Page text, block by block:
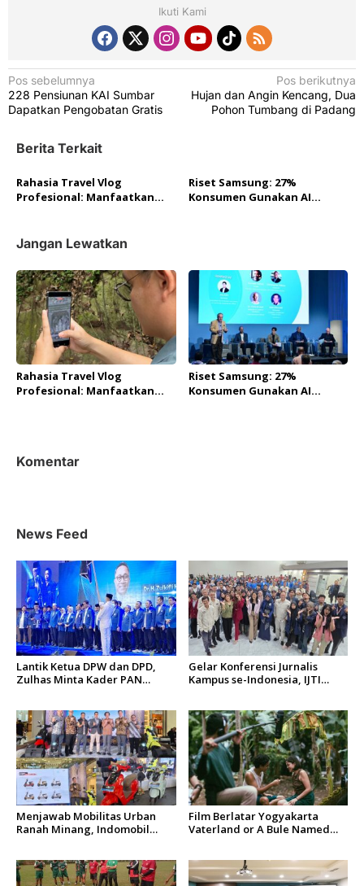
Ikuti Kami
N
a
g
a
p
o
s
Pos sebelumnya
228 Pensiunan KAI Sumbar
Dapatkan Pengobatan Gratis
Pos berikutnya
Hujan dan Angin Kencang, Dua
Pohon Tumbang di Padang
Berita Terkait
Rahasia Travel Vlog
Profesional: Manfaatkan
Memukau
Riset Samsung: 27%
Konsumen Gunakan AI
Jangan Lewatkan
Rahasia Travel Vlog
Profesional: Manfaatkan
Riset Samsung: 27%
Konsumen Gunakan AI
Komentar
News Feed
Lantik Ketua DPW dan DPD,
Zulhas Minta Kader PAN
Gelar Konferensi Jurnalis
Kampus se-Indonesia, IJTI
Digital
Menjawab Mobilitas Urban
Ranah Minang, Indomobil
Film Berlatar Yogyakarta
Vaterland or A Bule Named